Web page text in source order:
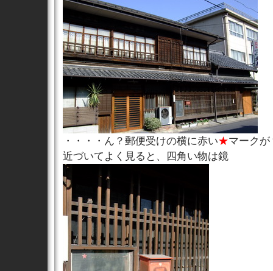
・・・・ん？郵便受けの横に赤い★マークが
近づいてよく見ると、四角い物は鏡